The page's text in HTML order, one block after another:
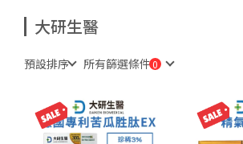
大研生醫
預設排序 所有篩選條件